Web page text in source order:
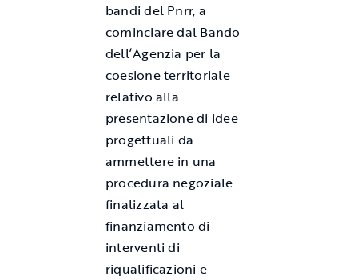
bandi del Pnrr, a
cominciare dal Bando
dell’Agenzia per la
coesione territoriale
relativo alla
presentazione di idee
progettuali da
ammettere in una
procedura negoziale
finalizzata al
finanziamento di
interventi di
riqualificazioni e